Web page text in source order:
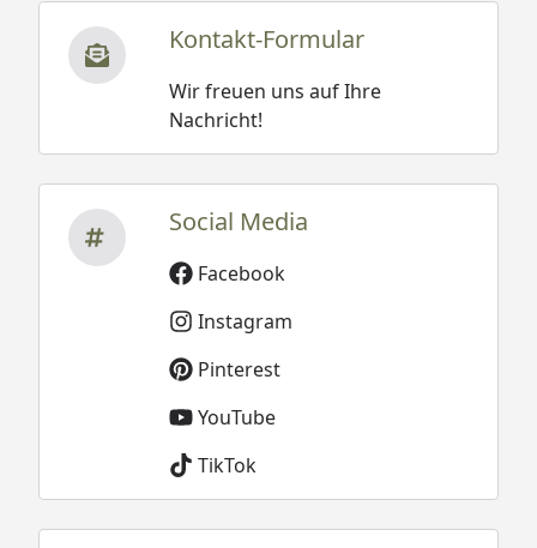
Kontakt-Formular
Wir freuen uns auf Ihre
Nachricht!
Social Media
Facebook
Instagram
Pinterest
YouTube
TikTok